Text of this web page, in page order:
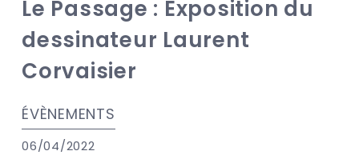
Le Passage : Exposition du
dessinateur Laurent
Corvaisier
ÉVÈNEMENTS
06/04/2022